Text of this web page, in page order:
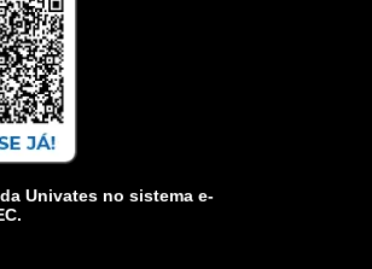
Univates no sistema e-